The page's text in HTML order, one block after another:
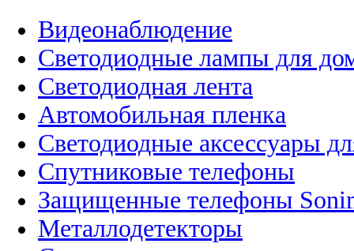
Видеонаблюдение
Светодиодные лампы для
Светодиодная лента
Автомобильная пленка
Светодиодные аксессуары
Спутниковые телефоны
Защищенные телефоны
Металлодетекторы